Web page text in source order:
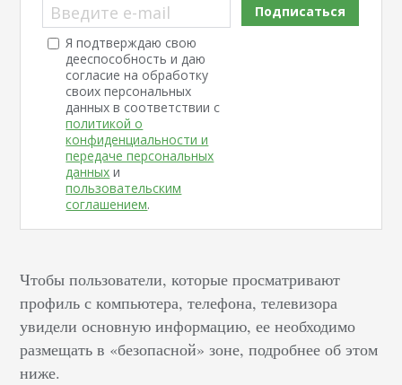
Введите e-mail
Я подтверждаю свою
дееспособность и даю
согласие на обработку
своих персональных
данных в соответствии с
политикой о
конфиденциальности и
передаче персональных
данных и
пользовательским
соглашением.
Подписаться
Чтобы пользователи, которые просматривают
профиль с компьютера, телефона, телевизора
увидели основную информацию, ее необходимо
размещать в «безопасной» зоне, подробнее об этом
ниже.